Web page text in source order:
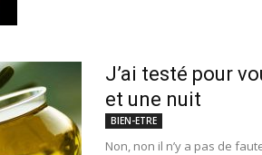
J’ai testé pour
et une nuit
BIEN-ETRE
Non, non il n’y a pas de